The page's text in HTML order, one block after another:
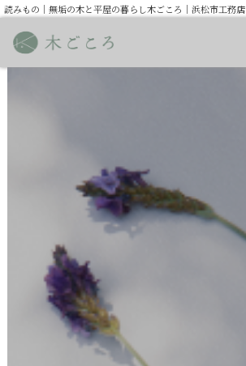
読みもの｜無垢の木と平屋の暮らし木ごころ｜浜松市工務店